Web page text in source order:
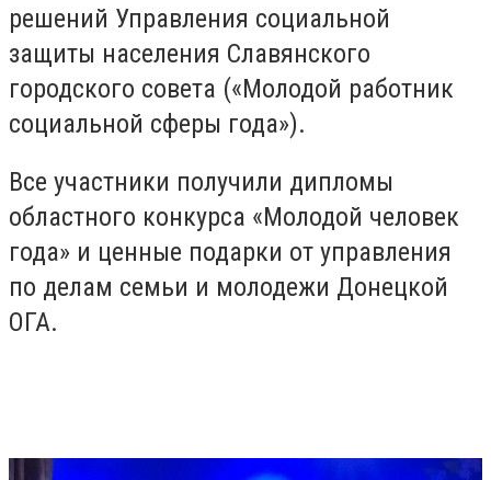
решений Управления социальной
защиты населения Славянского
городского совета («Молодой работник
социальной сферы года»).
Все участники получили дипломы
областного конкурса «Молодой человек
года» и ценные подарки от управления
по делам семьи и молодежи Донецкой
ОГА.